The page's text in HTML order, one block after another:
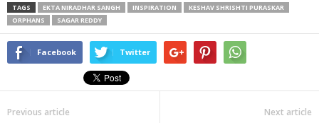
TAGS EKTA NIRADHAR SANGH INSPIRATION
KESHAV SHRISHTI PURASKAR
ORPHANS
SAGAR REDDY
Facebook Twitter
Previous article Next article